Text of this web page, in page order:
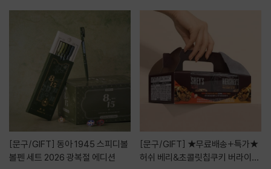
[문구/GIFT]
볼펜 세트 2026 광복절 에디션
[문구/GIFT]
허쉬 베리&초콜릿칩쿠키 버라이어